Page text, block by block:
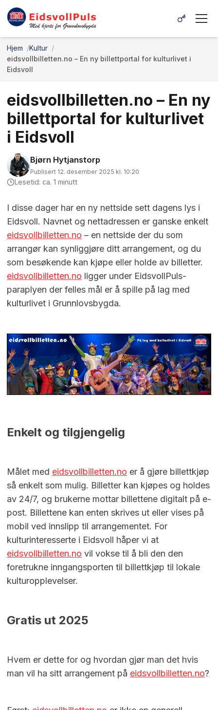
Hjem
Kultur
eidsvollbilletten.no – En ny billettportal for kulturlivet i
Eidsvoll
eidsvollbilletten.no – En ny
billettportal for kulturlivet
i Eidsvoll
Bjørn Hytjanstorp
Publisert 12. desember 2025 kl. 10:20
Lesetid: ca. 1 minutt
I disse dager har en ny nettside sett dagens lys i
Eidsvoll. Navnet og nettadressen er ganske enkelt
eidsvollbilletten.no – en nettside der du som
arrangør kan synliggjøre ditt arrangement, og du
som besøkende kan kjøpe eller holde av billetter.
eidsvollbilletten.no ligger under EidsvollPuls-
paraplyen der felles mål er å spille på lag med
kulturlivet i Grunnlovsbygda.
Enkelt og tilgjengelig
Målet med eidsvollbilletten.no er å gjøre billettkjøp
så enkelt som mulig. Billetter kan kjøpes og holdes
av 24/7, og brukerne mottar billettene digitalt på e-
post. Billettene kan enten skrives ut eller vises på
mobil ved innslipp til arrangementet. For
kulturinteresserte i Eidsvoll håper vi at
eidsvollbilletten.no vil vokse til å bli den den
foretrukne inngangsporten til billettkjøp til lokale
kulturopplevelser.
Gratis ut 2025
Hvem er dette for og hvordan gjør man det hvis
man vil ha sitt arrangement på eidsvollbilletten.no?